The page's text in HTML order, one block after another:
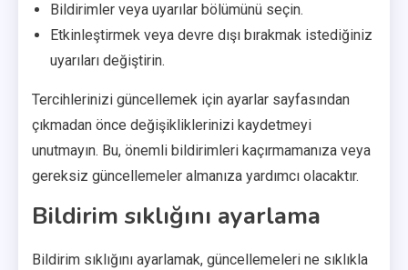
Bildirimler veya uyarılar bölümünü seçin.
Etkinleştirmek veya devre dışı bırakmak istediğiniz
uyarıları değiştirin.
Tercihlerinizi güncellemek için ayarlar sayfasından
çıkmadan önce değişikliklerinizi kaydetmeyi
unutmayın. Bu, önemli bildirimleri kaçırmamanıza veya
gereksiz güncellemeler almanıza yardımcı olacaktır.
Bildirim sıklığını ayarlama
Bildirim sıklığını ayarlamak, güncellemeleri ne sıklıkla